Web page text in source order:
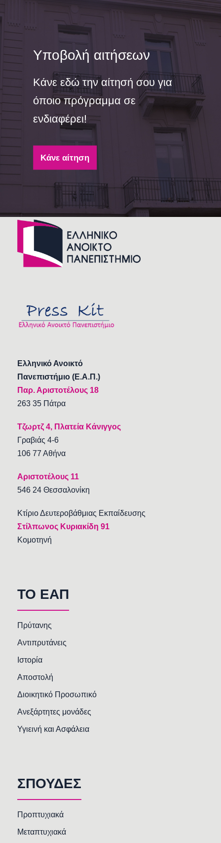
Υποβολή αιτήσεων
Κάνε εδώ την αίτησή σου για
όποιο πρόγραμμα σε
ενδιαφέρει!
Κάνε αίτηση
Ελληνικό Ανοικτό
Πανεπιστήμιο (Ε.Α.Π.)
Παρ. Αριστοτέλους 18
263 35 Πάτρα
Τζωρτζ 4, Πλατεία Κάνιγγος
Γραβιάς 4-6
106 77 Αθήνα
Αριστοτέλους 11
546 24 Θεσσαλονίκη
Κτίριο Δευτεροβάθμιας Εκπαίδευσης
Στίλπωνος Κυριακίδη 91
Κομοτηνή
TO EAΠ
Πρύτανης
Αντιπρυτάνεις
Ιστορία
Αποστολή
Διοικητικό Προσωπικό
Ανεξάρτητες μονάδες
Υγιεινή και Ασφάλεια
ΣΠΟΥΔΕΣ
Προπτυχιακά
Μεταπτυχιακά